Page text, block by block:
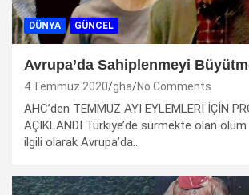
DÜNYA GÜNCEL
Avrupa’da Sahiplenmeyi
4 Temmuz 2020 gha No Comments
AHC’den TEMMUZ AYI EYLEMLERİ İÇİN
AÇIKLANDI Türkiye’de sürmekte olan
ilgili olarak Avrupa’da…